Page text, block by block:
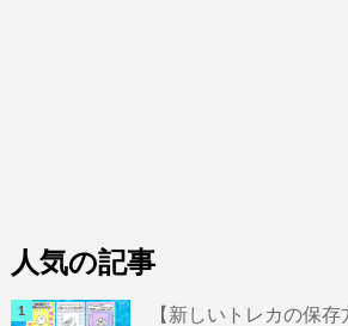
人気の記事
【新しいトレカの保